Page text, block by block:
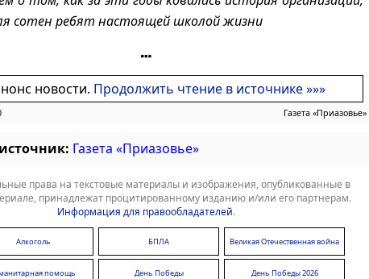
сотен ребят настоящей школой жизни
новости. Продолжить чтение в источнике »»»
Газета «Приазовье»
Газета «Приазовье»
права на текстовые материалы и изображения, опубликованные в
принадлежат процитированному изданию и/или его партнерам.
Информация для правообладателей.
Алкоголь БПЛА Великая Отечественная война
помощь День Победы День Победы 2026